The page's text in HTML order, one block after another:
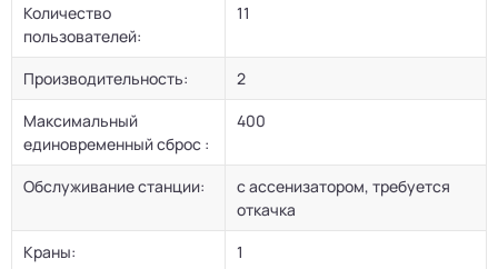
Количество
пользователей:
11
Производительность:
2
Максимальный
единовременный сброс :
400
Обслуживание станции:
с ассенизатором, требуется
откачка
Краны:
1